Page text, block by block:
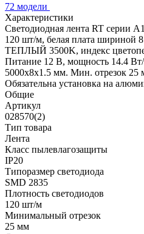
72 модели
Характеристики
Светодиодная лента RT серии
120 шт/м, белая плата шириной
ТЕПЛЫЙ 3500K, индекс
Питание 12 В, мощность 14.4
5000x8x1.5 мм. Мин. отрезок 25
Обязательна установка на
Общие
Артикул
028570(2)
Тип товара
Лента
Класс пылевлагозащиты
IP20
Типоразмер светодиода
SMD 2835
Плотность светодиодов
120 шт/м
Минимальный отрезок
25 мм